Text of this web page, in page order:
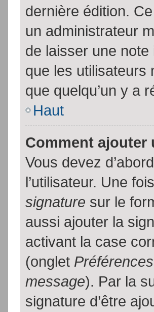
dernière édition.
un administrateur
de laisser une note
que les utilisateurs
que quelqu’un y a
Haut
Comment ajouter
Vous devez
l’utilisateur. Une
signature sur le
aussi ajouter la
activant la case
(onglet
message). Par la
signature d’être